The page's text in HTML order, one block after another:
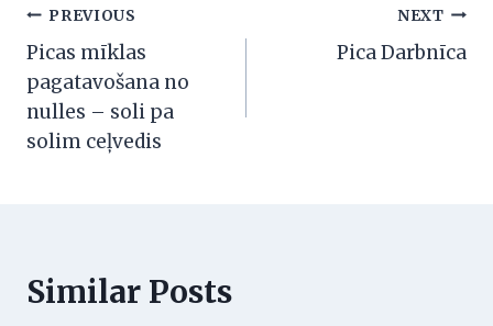
Post
navigation
PREVIOUS
Picas mīklas
pagatavošana no
nulles – soli pa
solim ceļvedis
NEXT
Pica Darbnīca
Similar Posts